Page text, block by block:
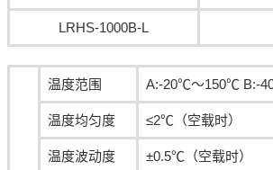
LRHS-1000B-L
温度范围 A:-20℃～150℃ B:-
温度均匀度 ≤2℃（空载时）
温度波动度 ±0.5℃（空载时）